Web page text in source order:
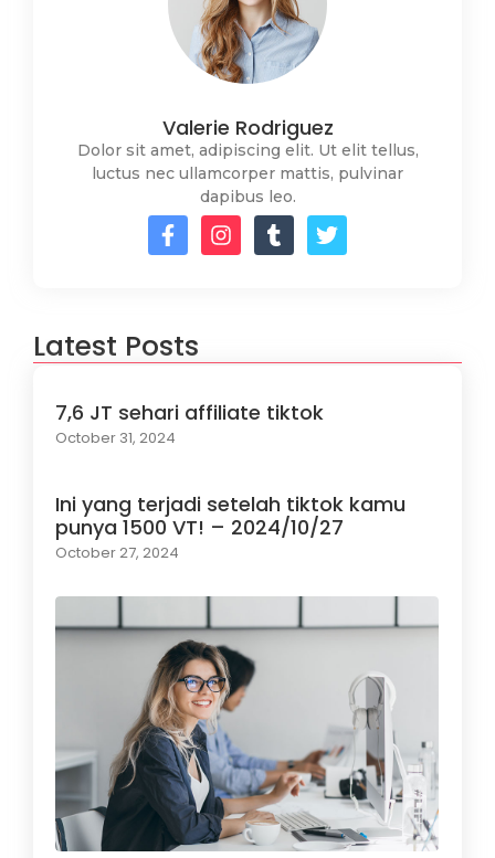
Valerie Rodriguez
Dolor sit amet, adipiscing elit. Ut elit tellus,
luctus nec ullamcorper mattis, pulvinar
dapibus leo.
Latest Posts
7,6 JT sehari affiliate tiktok
October 31, 2024
Ini yang terjadi setelah tiktok kamu
punya 1500 VT! – 2024/10/27
October 27, 2024